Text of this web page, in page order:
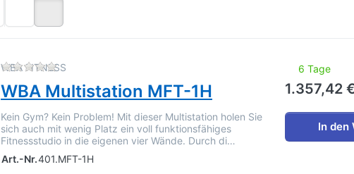
WBA FITNESSZu diesem Produkt liegen noch keine Bewertungen vor.
WBA Multistation MFT-1H
Kein Gym? Kein Problem! Mit dieser Multistation holen Sie
sich auch mit wenig Platz ein voll funktionsfähiges
Fitnessstudio in die eigenen vier Wände. Durch di…
Art.-Nr.401.MFT-1H
6 Tage
1.357,42
In den